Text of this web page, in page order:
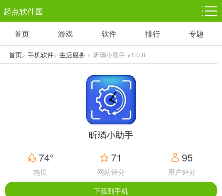
起点软件园
塔防游戏
1千+款游戏
休闲益智
1万+款游戏
体育竞技
5百+款游戏
赛车竞速
3百+款游戏
首页 游戏 软件 排行 专题
首页> 手机软件> 生活服务 > 昕璘小助手 v1.0.0
昕璘小助手
74°
热度
71
网站评分
95
用户评分
下载到手机